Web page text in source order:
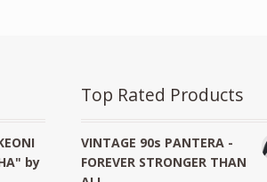
by
Top Rated Products
VINTAGE 90s PANTERA -
FOREVER STRONGER THAN